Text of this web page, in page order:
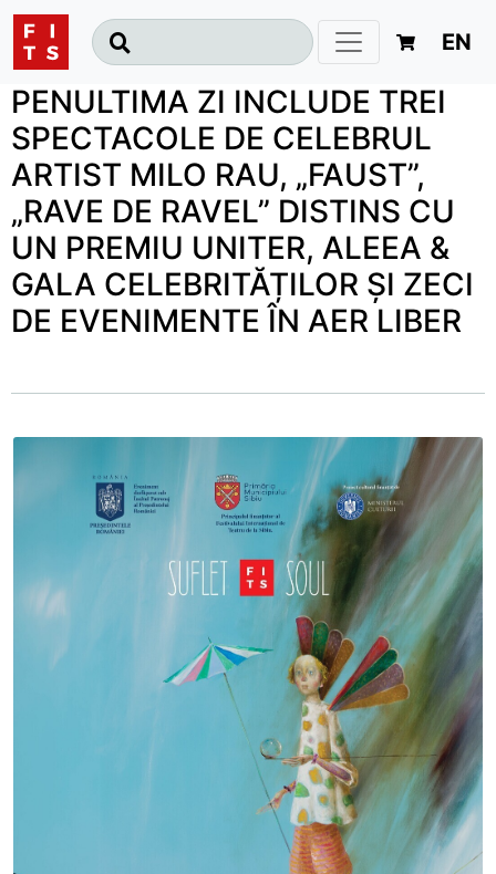
EN
PENULTIMA ZI INCLUDE TREI
SPECTACOLE DE CELEBRUL
ARTIST MILO RAU, „FAUST”,
„RAVE DE RAVEL” DISTINS CU
UN PREMIU UNITER, ALEEA &
GALA CELEBRITĂȚILOR ȘI ZECI
DE EVENIMENTE ÎN AER LIBER